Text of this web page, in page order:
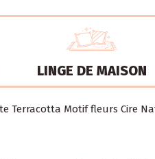
LINGE DE MAISON
Terracotta Motif fleurs Cire